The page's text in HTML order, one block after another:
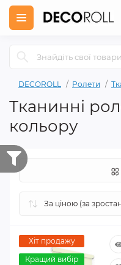
DECOROLL Ролети
Тканинні
кольору
Хіт продажу
Кращий вибір